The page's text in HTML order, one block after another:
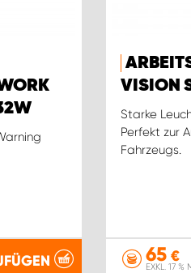
VISION
Starke
Perfekt zur
Fahrzeugs.
65€
EXKL. 17 %